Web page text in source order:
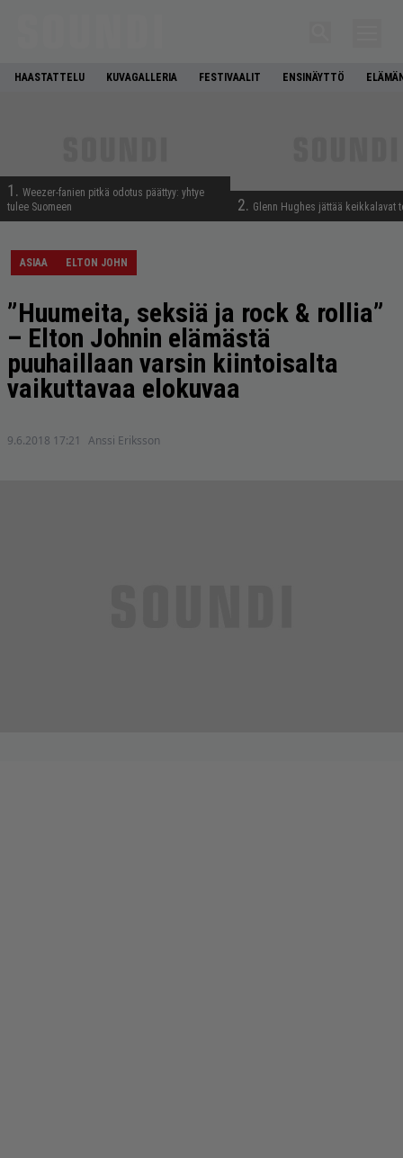
HAASTATTELU KUVAGALLERIA FESTIVAALIT ENSINÄYTTÖ
1. Weezer-fanien pitkä odotus päättyy: yhtye
tulee Suomeen
2. Glenn Hughes jättää keikkalavat
ASIAA ELTON JOHN
”Huumeita, seksiä ja rock & rollia”
– Elton Johnin elämästä
puuhaillaan varsin kiintoisalta
vaikuttavaa elokuvaa
9.6.2018 17:21 Anssi Eriksson